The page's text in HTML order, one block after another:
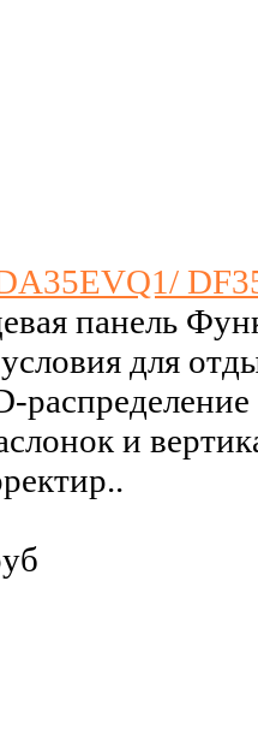
панель
для
и